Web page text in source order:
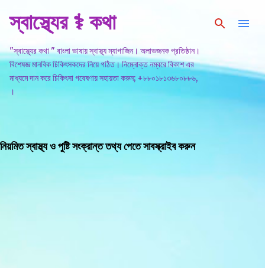
সরাসরি প্রধান সামগ্রীতে চলে যান
স্বাস্থ্যের ⚕️ কথা
"স্বাস্থ্যের কথা " বাংলা ভাষায় স্বাস্থ্য ম্যাগাজিন। অলাভজনক প্রতিষ্ঠান।
বিশেষজ্ঞ মানবিক চিকিৎসকদের নিয়ে গঠিত। নিম্নোক্ত নম্বরে বিকাশ এর
মাধ্যমে দান করে চিকিৎসা গবেষণায় সহায়তা করুন; +৮৮০১৮১৩৬৮০৮৮৬,
।
নিয়মিত স্বাস্থ্য ও পুষ্টি সংক্রান্ত তথ্য পেতে সাবস্ক্রাইব করুন